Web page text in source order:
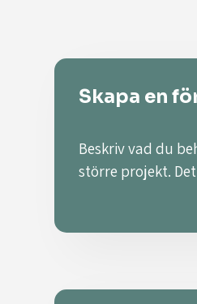
Skapa en
Beskriv vad du
större projekt.